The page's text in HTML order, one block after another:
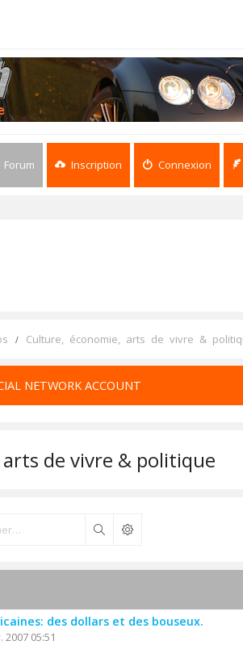
Forum Inscription Connexion
Culture, économie, arts de vivre &
NETWORK ACCOUNT
de vivre & politique
Rechercher
des dollars et des bouseux.
2007 05:51